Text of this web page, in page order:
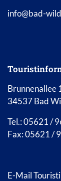
info@bad-
Brunnenallee
34537 Bad
Tel.: 05621 /
Fax: 05621 /
E-Mail